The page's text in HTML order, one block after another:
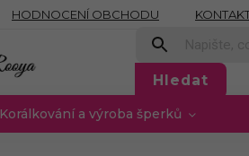
HODNOCENÍ OBCHODU
PODMÍNKY OCHRANY OSOBNÍCH
Hledat
Korálkování a výroba šperků